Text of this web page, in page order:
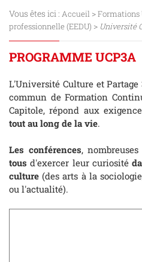
Vous êtes ici : Accueil >Formations
professionnelle (EEDU) > Université
PROGRAMME UCP3A
L'Université Culture et
commun de Formation
Capitole, répond aux
tout au long de la vie.
Les conférences,
tous d'exercer leur curiosité
culture (des arts à la
ou l'actualité).